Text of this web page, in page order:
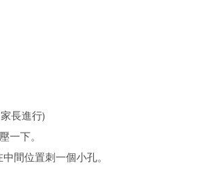
長進行)
一下。
間位置刺一個小孔。